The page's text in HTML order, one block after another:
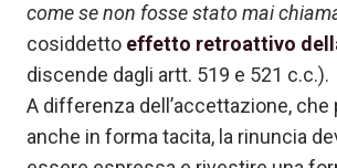
come se non fosse stato mai
cosiddetto effetto retroattivo
discende dagli artt. 519 e 521 c.c.).
A differenza dell’accettazione, che
anche in forma tacita, la rinuncia